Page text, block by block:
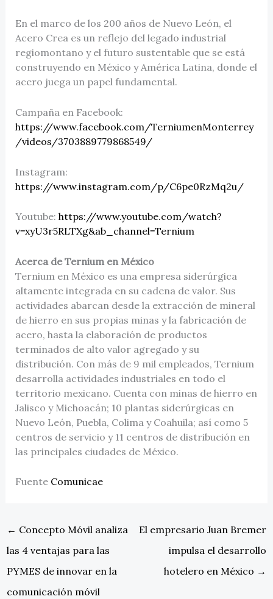
En el marco de los 200 años de Nuevo León, el
Acero Crea es un reflejo del legado industrial
regiomontano y el futuro sustentable que se está
construyendo en México y América Latina, donde el
acero juega un papel fundamental.
Campaña en Facebook:
https://www.facebook.com/TerniumenMonterrey
/videos/3703889779868549/
Instagram:
https://www.instagram.com/p/C6pe0RzMq2u/
Youtube: https://www.youtube.com/watch?
v=xyU3r5RLTXg&ab_channel=Ternium
Acerca de Ternium en México
Ternium en México es una empresa siderúrgica
altamente integrada en su cadena de valor. Sus
actividades abarcan desde la extracción de mineral
de hierro en sus propias minas y la fabricación de
acero, hasta la elaboración de productos
terminados de alto valor agregado y su
distribución. Con más de 9 mil empleados, Ternium
desarrolla actividades industriales en todo el
territorio mexicano. Cuenta con minas de hierro en
Jalisco y Michoacán; 10 plantas siderúrgicas en
Nuevo León, Puebla, Colima y Coahuila; así como 5
centros de servicio y 11 centros de distribución en
las principales ciudades de México.
Fuente Comunicae
← Concepto Móvil analiza
las 4 ventajas para las
PYMES de innovar en la
comunicación móvil
El empresario Juan Bremer
impulsa el desarrollo
hotelero en México →